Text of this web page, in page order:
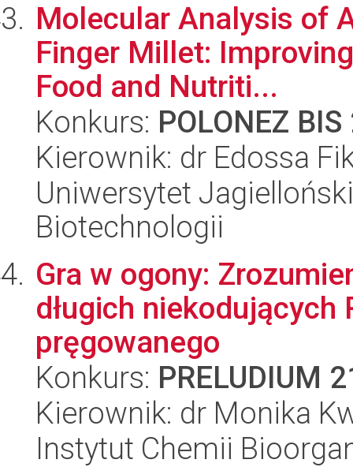
Molecular Analysis of
Finger Millet:
Food and Nutriti...
Konkurs: POLONEZ BIS
Kierownik: dr Edossa
Uniwersytet
Biotechnologii
Gra w ogony:
długich
pręgowanego
Konkurs: PRELUDIUM
Kierownik: dr Monika
Instytut Chemii